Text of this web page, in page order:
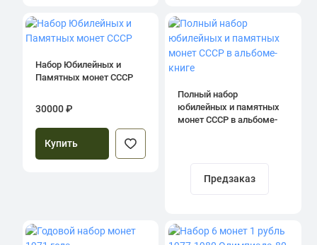
Набор Юбилейных и
Памятных монет СССР
30000 ₽
Купить
Полный набор
юбилейных и памятных
монет СССР в альбоме-
Предзаказ